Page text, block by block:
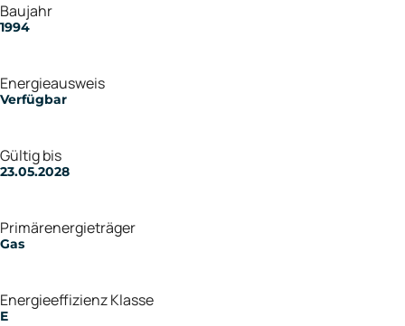
Baujahr
1994
Energieausweis
Verfügbar
Gültig bis
23.05.2028
Primärenergieträger
Gas
Energieeffizienz Klasse
E